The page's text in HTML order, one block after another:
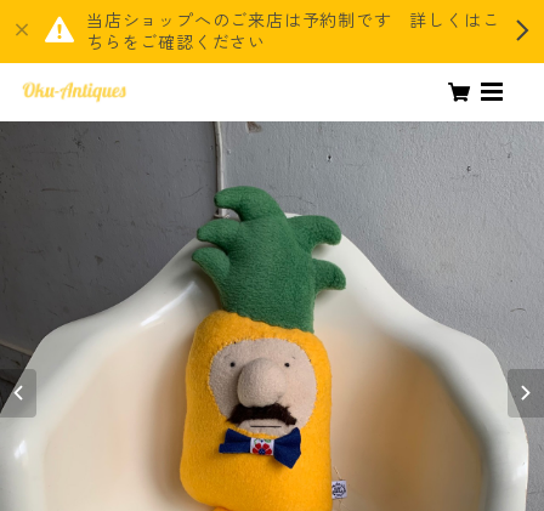
当店ショップへのご来店は予約制です 詳しくはこ
ちらをご確認ください